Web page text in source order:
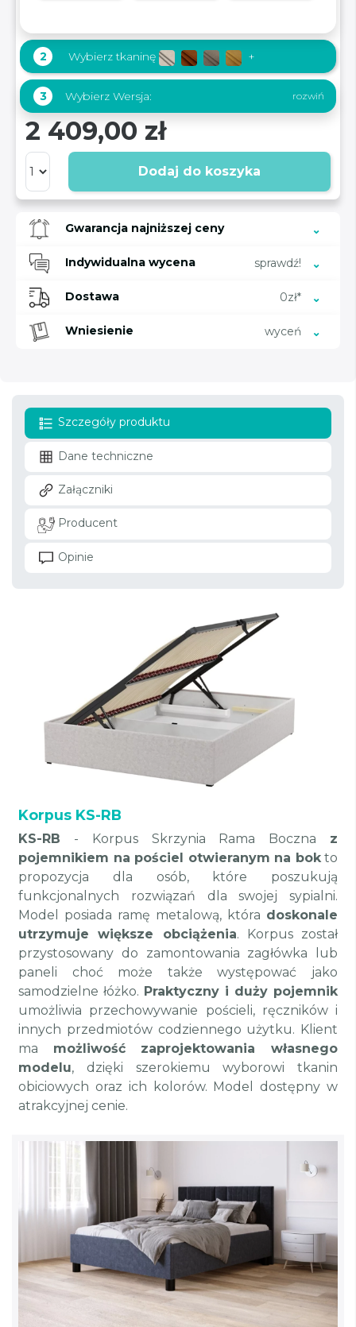
2 Wybierz tkaninę +
3 Wybierz Wersja:
2 409,00 zł
Dodaj do koszyka
Gwarancja najniższej ceny
Indywidualna wycena sprawdź!
Dostawa 0zł*
Wniesienie wyceń
Szczegóły produktu
Dane techniczne
Załączniki
Producent
Opinie
Korpus KS-RB
KS-RB - Korpus Skrzynia Rama Boczna z
pojemnikiem na pościel otwieranym na bokto
propozycja dla osób, które poszukują
funkcjonalnych rozwiązań dla swojej sypialni.
Model posiada ramę metalową, która doskonale
utrzymuje większe obciążenia. Korpus został
przystosowany do zamontowania zagłówka lub
paneli choć może także występować jako
samodzielne łóżko. Praktyczny i duży pojemnik
umożliwia przechowywanie pościeli, ręczników i
innych przedmiotów codziennego użytku. Klient
ma możliwość zaprojektowania własnego
modelu, dzięki szerokiemu wyborowi tkanin
obiciowych oraz ich kolorów. Model dostępny w
atrakcyjnej cenie.